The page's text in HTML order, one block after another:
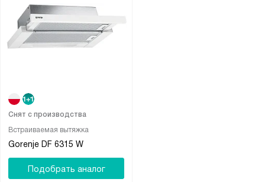
Встраиваемая вытяжка
Gorenje DF 6315 W
Снят с производства
Подобрать аналог